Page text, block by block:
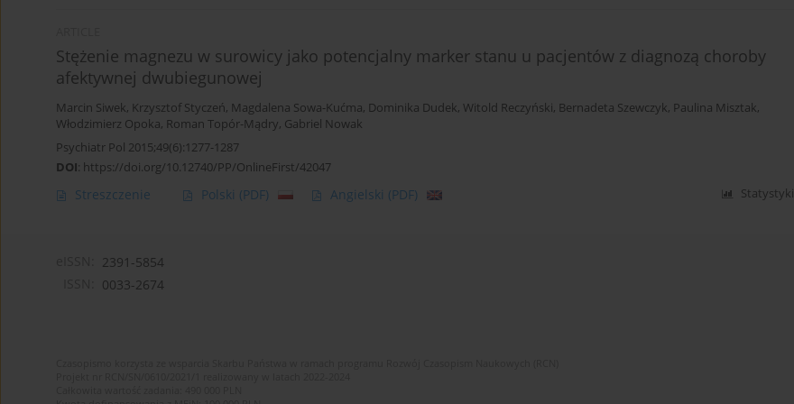
Stężenie magnezu w surowicy jako potencjalny marker stanu u pacjentów z diagnozą choroby
afektywnej dwubiegunowej
Marcin Siwek, Krzysztof Styczeń, Magdalena Sowa-Kućma, Dominika Dudek, Witold Reczyński, Bernadeta Szewczyk, Paulina Misztak,
Włodzimierz Opoka, Roman Topór-Mądry, Gabriel Nowak
Psychiatr Pol 2015;49(6):1277-1287
DOI: https://doi.org/10.12740/PP/OnlineFirst/42047
Streszczenie Polski (PDF) Angielski (PDF) Statystyki
2391-5854
0033-2674